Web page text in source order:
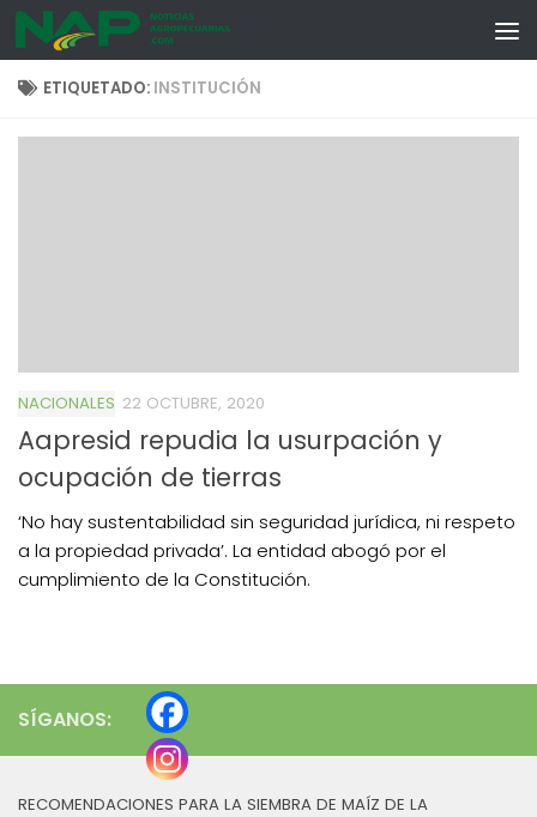
Skip to content
ETIQUETADO: INSTITUCIÓN
NACIONALES 22 OCTUBRE, 2020
Aapresid repudia la usurpación y
ocupación de tierras
‘No hay sustentabilidad sin seguridad jurídica, ni respeto
a la propiedad privada’. La entidad abogó por el
cumplimiento de la Constitución.
SÍGANOS:
RECOMENDACIONES PARA LA SIEMBRA DE MAÍZ DE LA